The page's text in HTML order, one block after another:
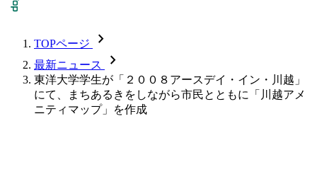
TOPページ chevron_forward
最新ニュース chevron_forward
東洋大学学生が「２００８アースデイ・イン・川越」
にて、まちあるきをしながら市民とともに「川越アメ
ニティマップ」を作成